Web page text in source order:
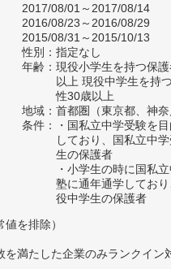
2017/08/01～2017/08/14
2016/08/23～2016/08/29
2015/08/31～2015/10/13
性別：指定なし
年齢：現役小学生を持つ保
以上 現役中学生を持
性30歳以上
地域：首都圏（東京都、神奈
条件：・国私立中学受験を
しており、国私立中
生の保護者
・小学生の時に国私
塾に通年通学してお
役中学生の保護者
を排除）
満たした企業のみランクイン